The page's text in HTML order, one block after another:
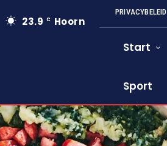
23.9 C Hoorn
PRIVACYBELEID
Start
Sport